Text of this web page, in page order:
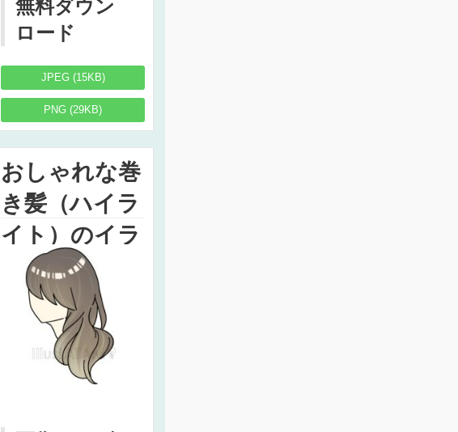
無料ダウン
ロード
JPEG (15KB)
PNG (29KB)
おしゃれな巻
き髪（ハイラ
イト）のイラ
スト